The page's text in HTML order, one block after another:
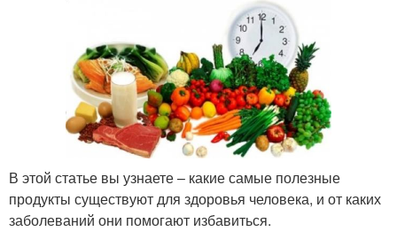
В этой статье вы узнаете – какие самые полезные
продукты существуют для здоровья человека, и от каких
заболеваний они помогают избавиться.